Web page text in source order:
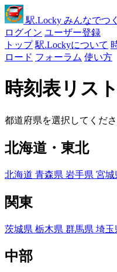
駅.Locky みんなでつ
ログイン ユーザー登録
トップ 駅.Lockyについて
ロード フォーラム 使い方
時刻表リスト
都道府県を選択してくだ
北海道・東北
北海道 青森県 岩手県 宮城
関東
茨城県 栃木県 群馬県 埼玉
中部